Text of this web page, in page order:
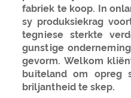
fabriek te koop. In
sy produksiekrag
tegniese sterkte
gunstige
gevorm. Welkom
buiteland om opreg
briljantheid te skep.